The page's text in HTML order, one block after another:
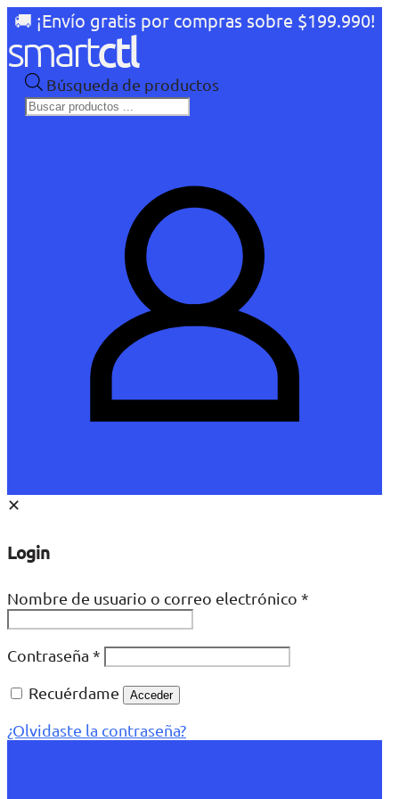
🚚 ¡Envío gratis por compras sobre $199.990!
Búsqueda de productos
✕
Login
Nombre de usuario o correo electrónico *
Contraseña *
Recuérdame
Acceder
¿Olvidaste la contraseña?